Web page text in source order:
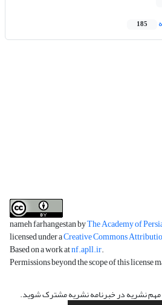
185
nameh farhangestan byThe Academy of
licensed under aCreative Commons
Based on a work atnf.apll.ir.
Permissions beyond the scope of this license
مهم نشریه در خبرنامه نشریه مشترک شوید.